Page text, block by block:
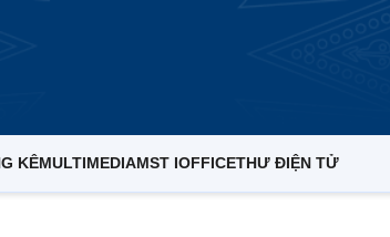
KÊMULTIMEDIAMST IOFFICETHƯ ĐIỆN TỬ